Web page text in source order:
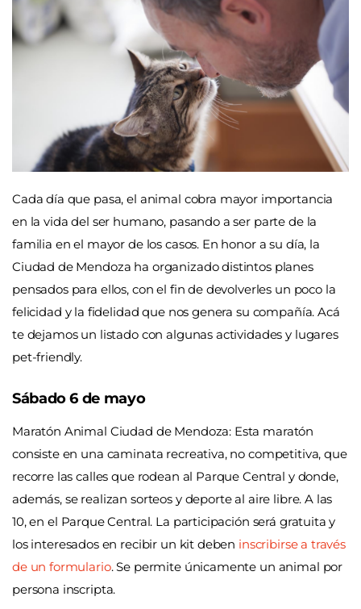
Cada día que pasa, el animal cobra mayor importancia
en la vida del ser humano, pasando a ser parte de la
familia en el mayor de los casos. En honor a su día, la
Ciudad de Mendoza ha organizado distintos planes
pensados para ellos, con el fin de devolverles un poco la
felicidad y la fidelidad que nos genera su compañía. Acá
te dejamos un listado con algunas actividades y lugares
pet-friendly.
Sábado 6 de mayo
Maratón Animal Ciudad de Mendoza: Esta maratón
consiste en una caminata recreativa, no competitiva, que
recorre las calles que rodean al Parque Central y donde,
además, se realizan sorteos y deporte al aire libre. A las
10, en el Parque Central. La participación será gratuita y
los interesados en recibir un kit deben inscribirse a través
de un formulario. Se permite únicamente un animal por
persona inscripta.